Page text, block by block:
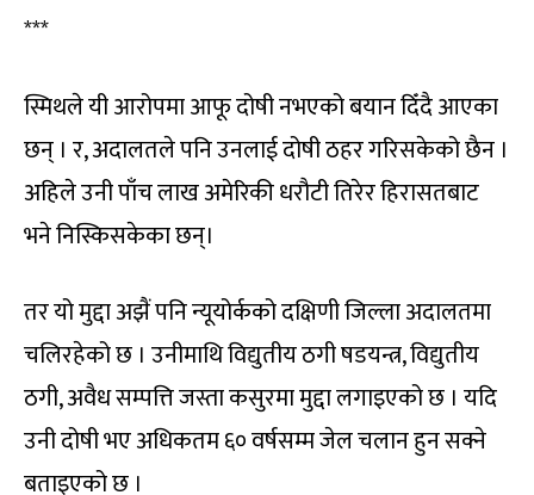
***
स्मिथले यी आरोपमा आफू दोषी नभएको बयान दिँदै आएका
छन् । र, अदालतले पनि उनलाई दोषी ठहर गरिसकेको छैन ।
अहिले उनी पाँच लाख अमेरिकी धरौटी तिरेर हिरासतबाट
भने निस्किसकेका छन्।
तर यो मुद्दा अझैं पनि न्यूयोर्कको दक्षिणी जिल्ला अदालतमा
चलिरहेको छ । उनीमाथि विद्युतीय ठगी षडयन्त्र, विद्युतीय
ठगी, अवैध सम्पत्ति जस्ता कसुरमा मुद्दा लगाइएको छ । यदि
उनी दोषी भए अधिकतम ६० वर्षसम्म जेल चलान हुन सक्ने
बताइएको छ ।